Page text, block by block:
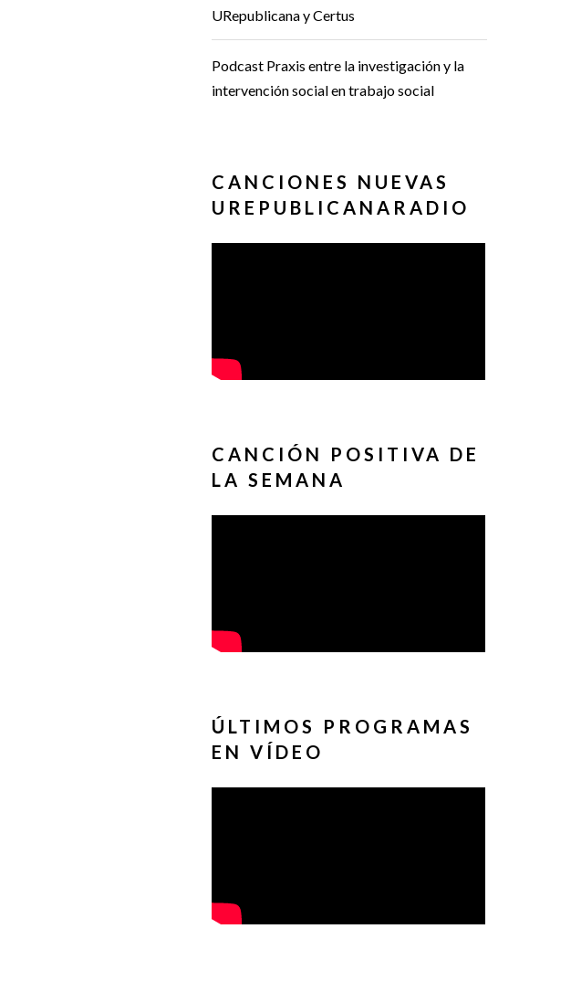
URepublicana y Certus
Podcast Praxis entre la investigación y la
intervención social en trabajo social
CANCIONES NUEVAS
UREPUBLICANARADIO
CANCIÓN POSITIVA DE
LA SEMANA
ÚLTIMOS PROGRAMAS
EN VÍDEO